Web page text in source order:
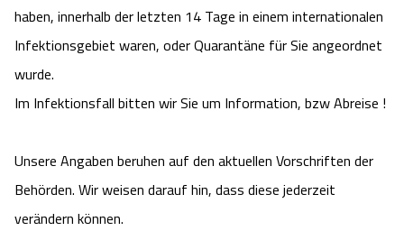
haben, innerhalb der letzten 14 Tage in einem internationalen
Infektionsgebiet waren, oder Quarantäne für Sie angeordnet
wurde.
Im Infektionsfall bitten wir Sie um Information, bzw Abreise !
Unsere Angaben beruhen auf den aktuellen Vorschriften der
Behörden. Wir weisen darauf hin, dass diese jederzeit
verändern können.